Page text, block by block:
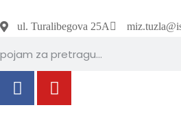
ul. Turalibegova 25A